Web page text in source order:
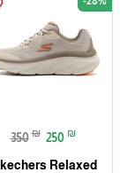
350 ₪ 250 ₪
Relaxed